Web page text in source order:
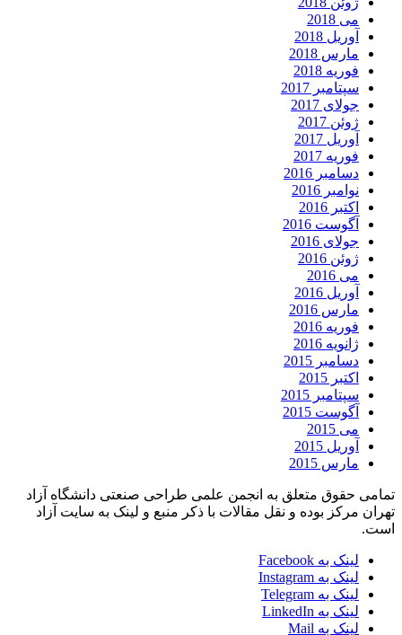
می 2018
آوریل 2018
مارس 2018
فوریه 2018
سپتامبر 2017
جولای 2017
ژوئن 2017
آوریل 2017
فوریه 2017
دسامبر 2016
نوامبر 2016
اکتبر 2016
آگوست 2016
جولای 2016
ژوئن 2016
می 2016
آوریل 2016
مارس 2016
فوریه 2016
ژانویه 2016
دسامبر 2015
اکتبر 2015
سپتامبر 2015
آگوست 2015
می 2015
آوریل 2015
مارس 2015
تمامی حقوق متعلق به انجمن علمی طراحی صنعتی دانشگاه آزاد
تهران مرکز بوده و نقل مقالات با ذکر منبع و لینک به سایت آزاد
است.
لینک به Facebook
لینک به Instagram
لینک به Telegram
لینک به LinkedIn
لینک به Mail